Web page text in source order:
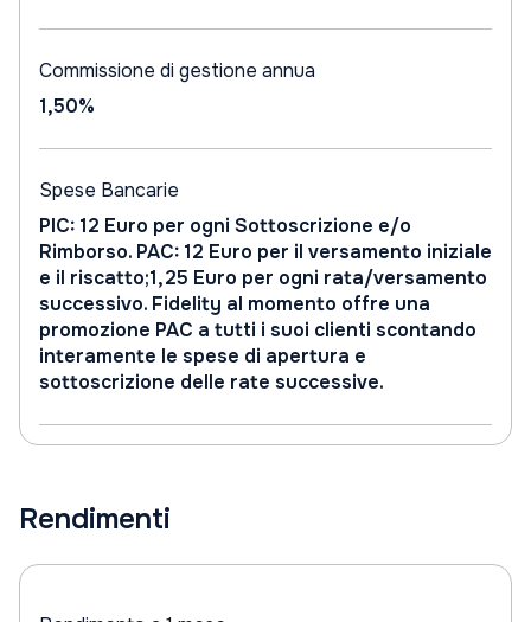
Commissione di gestione annua
1,50%
Spese Bancarie
PIC: 12 Euro per ogni Sottoscrizione e/o
Rimborso. PAC: 12 Euro per il versamento iniziale
e il riscatto;1,25 Euro per ogni rata/versamento
successivo. Fidelity al momento offre una
promozione PAC a tutti i suoi clienti scontando
interamente le spese di apertura e
sottoscrizione delle rate successive.
Rendimenti